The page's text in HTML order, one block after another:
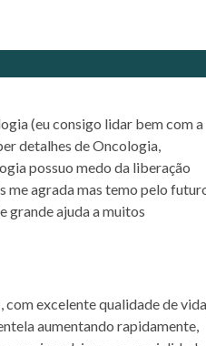
(eu consigo lidar bem com a
detalhes de Oncologia,
possuo medo da liberação
me agrada mas temo pelo
grande ajuda a muitos
excelente qualidade de
aumentando rapidamente,